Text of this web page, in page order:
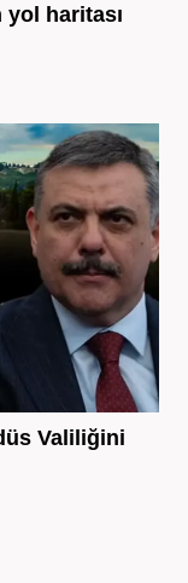
yol haritası
Valiliğini